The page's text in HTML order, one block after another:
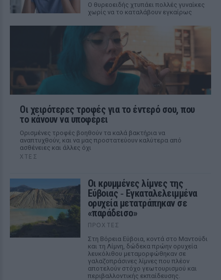
Ο θυρεοειδής χτυπάει πολλές γυναίκες
χωρίς να το καταλάβουν εγκαίρως
Οι χειρότερες τροφές για το έντερό σου, που
το κάνουν να υποφέρει
Ορισμένες τροφές βοηθούν τα καλά βακτήρια να
αναπτυχθούν, και να μας προστατεύουν καλύτερα από
ασθένειες και άλλες όχι
ΧΤΕΣ
Οι κρυμμένες λίμνες της
Εύβοιας ‑ Εγκαταλελειμμένα
ορυχεία μετατράπηκαν σε
«παράδεισο»
ΠΡΟΧΤΈΣ
Στη Βόρεια Εύβοια, κοντά στο Μαντούδι
και τη Λίμνη, δώδεκα πρώην ορυχεία
λευκόλιθου μεταμορφώθηκαν σε
γαλαζοπράσινες λίμνες που πλέον
αποτελούν στόχο γεωτουρισμού και
περιβαλλοντικής εκπαίδευσης.